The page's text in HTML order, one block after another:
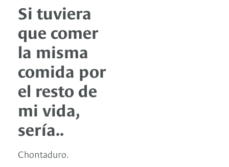
Si tuviera
que comer
la misma
comida por
el resto de
mi vida,
sería..
Chontaduro.